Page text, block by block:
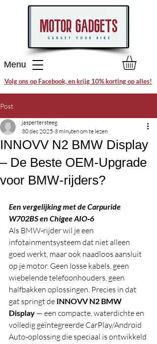
Menu
Volg ons op Facebook, en krijg 10% korting op alles!
Post
INNOVV N2 BMW Display
– De Beste OEM‑Upgrade
voor BMW‑rijders?
jaspertersteeg
30 dec 2025 3 minuten om te lezen
Een vergelijking met de Carpuride
W702BS en Chigee AIO‑6
Als BMW‑rijder wil je een
infotainmentsysteem dat niet alleen
goed werkt, maar ook naadloos aansluit
op je motor. Geen losse kabels, geen
wiebelende telefoonhouders, geen
halfbakken oplossingen. Precies in dat
gat springt de INNOVV N2 BMW
Display — een compacte, waterdichte en
volledig geïntegreerde CarPlay/Android
Auto‑oplossing die speciaal is ontwikkeld